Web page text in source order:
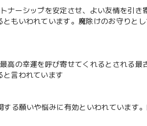
ナーシップを安定させ、よい友情を引き
もいわれています。魔除けのお守りと
高の幸運を呼び寄せてくれるとされる最
と言われています
る願いや悩みに有効といわれています